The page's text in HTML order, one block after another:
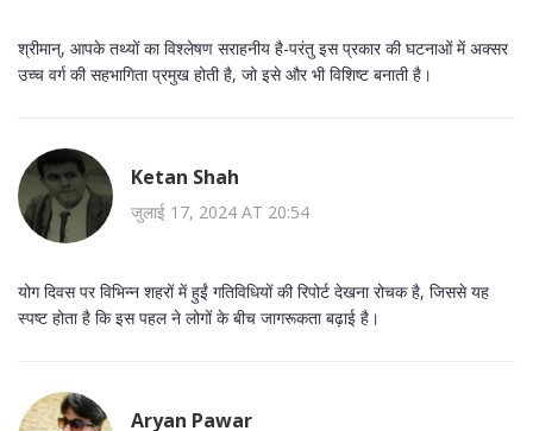
श्रीमान्, आपके तथ्यों का विश्लेषण सराहनीय है-परंतु इस प्रकार की घटनाओं में अक्सर
उच्च वर्ग की सहभागिता प्रमुख होती है, जो इसे और भी विशिष्ट बनाती है।
Ketan Shah
जुलाई 17, 2024 AT 20:54
योग दिवस पर विभिन्न शहरों में हुईं गतिविधियों की रिपोर्ट देखना रोचक है, जिससे यह
स्पष्ट होता है कि इस पहल ने लोगों के बीच जागरूकता बढ़ाई है।
Aryan Pawar